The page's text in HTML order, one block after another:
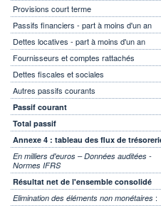
Provisions court terme
Passifs financiers - part à moins d'un an
Dettes locatives - part à moins d'un an
Fournisseurs et comptes rattachés
Dettes fiscales et sociales
Autres passifs courants
Passif courant
Total passif
Annexe 4 : tableau des flux de
En milliers d'euros – Données auditées -
Normes IFRS
Résultat net de l'ensemble consolidé
Elimination des éléments non monétaires :